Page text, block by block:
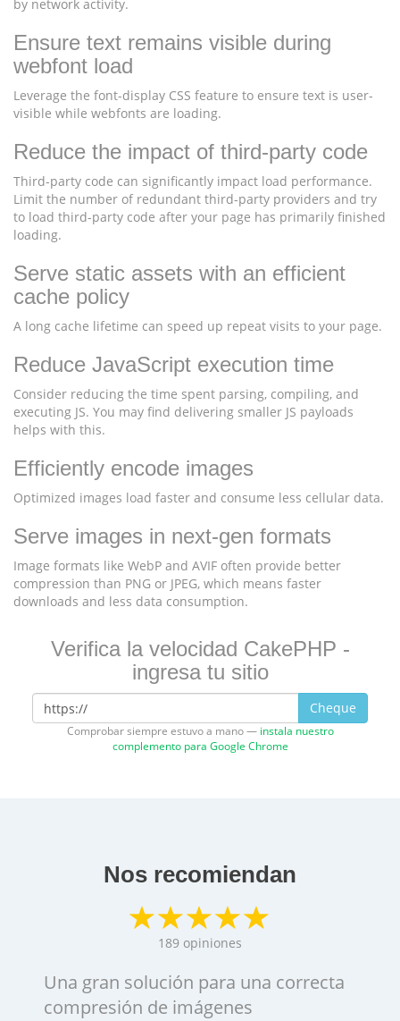
by network activity.
Ensure text remains visible during
webfont load
Leverage the font-display CSS feature to ensure text is user-
visible while webfonts are loading.
Reduce the impact of third-party code
Third-party code can significantly impact load performance.
Limit the number of redundant third-party providers and try
to load third-party code after your page has primarily finished
loading.
Serve static assets with an efficient
cache policy
A long cache lifetime can speed up repeat visits to your page.
Reduce JavaScript execution time
Consider reducing the time spent parsing, compiling, and
executing JS. You may find delivering smaller JS payloads
helps with this.
Efficiently encode images
Optimized images load faster and consume less cellular data.
Serve images in next-gen formats
Image formats like WebP and AVIF often provide better
compression than PNG or JPEG, which means faster
downloads and less data consumption.
Verifica la velocidad CakePHP -
ingresa tu sitio
Cheque
Comprobar siempre estuvo a mano — instala nuestro
complemento para Google Chrome
Nos recomiendan
189 opiniones
Una gran solución para una correcta
compresión de imágenes